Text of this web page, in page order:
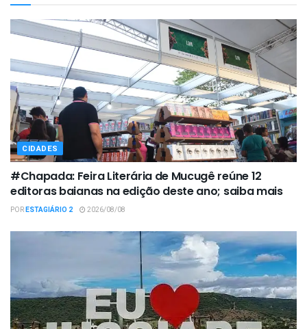
CIDADES
#Chapada: Feira Literária de Mucugê reúne 12
editoras baianas na edição deste ano; saiba mais
PORESTAGIÁRIO 2 2026/08/08